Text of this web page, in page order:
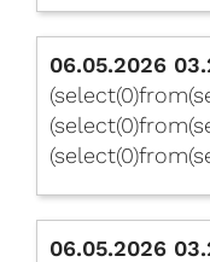
06.05.2026
06.05.2026